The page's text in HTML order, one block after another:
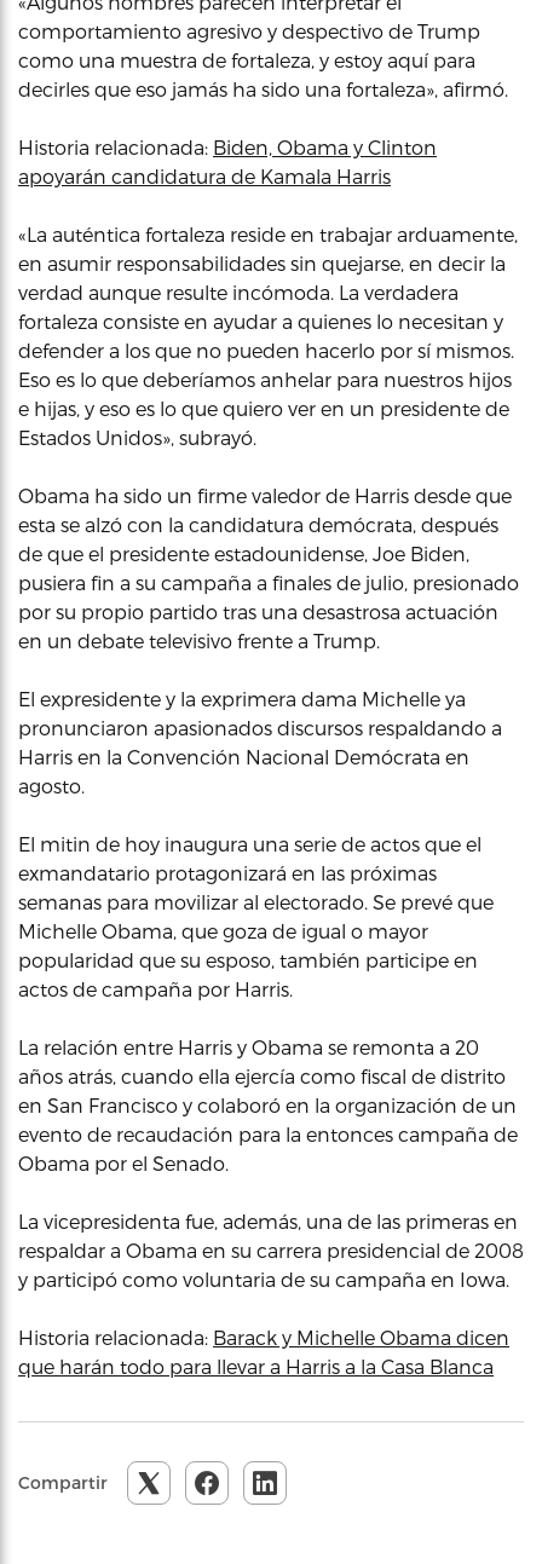
comportamiento agresivo y despectivo de Trump
como una muestra de fortaleza, y estoy aquí para
decirles que eso jamás ha sido una fortaleza», afirmó.
Historia relacionada: Biden, Obama y Clinton
apoyarán candidatura de Kamala Harris
«La auténtica fortaleza reside en trabajar arduamente,
en asumir responsabilidades sin quejarse, en decir la
verdad aunque resulte incómoda. La verdadera
fortaleza consiste en ayudar a quienes lo necesitan y
defender a los que no pueden hacerlo por sí mismos.
Eso es lo que deberíamos anhelar para nuestros hijos
e hijas, y eso es lo que quiero ver en un presidente de
Estados Unidos», subrayó.
Obama ha sido un firme valedor de Harris desde que
esta se alzó con la candidatura demócrata, después
de que el presidente estadounidense, Joe Biden,
pusiera fin a su campaña a finales de julio, presionado
por su propio partido tras una desastrosa actuación
en un debate televisivo frente a Trump.
El expresidente y la exprimera dama Michelle ya
pronunciaron apasionados discursos respaldando a
Harris en la Convención Nacional Demócrata en
agosto.
El mitin de hoy inaugura una serie de actos que el
exmandatario protagonizará en las próximas
semanas para movilizar al electorado. Se prevé que
Michelle Obama, que goza de igual o mayor
popularidad que su esposo, también participe en
actos de campaña por Harris.
La relación entre Harris y Obama se remonta a 20
años atrás, cuando ella ejercía como fiscal de distrito
en San Francisco y colaboró en la organización de un
evento de recaudación para la entonces campaña de
Obama por el Senado.
La vicepresidenta fue, además, una de las primeras en
respaldar a Obama en su carrera presidencial de 2008
y participó como voluntaria de su campaña en Iowa.
Historia relacionada: Barack y Michelle Obama dicen
que harán todo para llevar a Harris a la Casa Blanca
Compartir